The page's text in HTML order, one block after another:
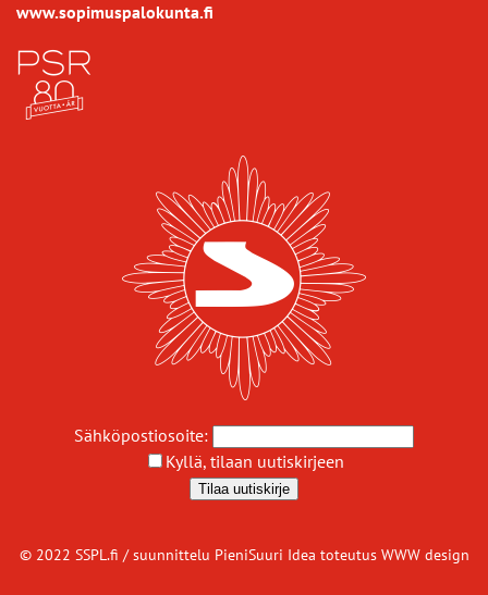
www.sopimuspalokunta.fi
Sähköpostiosoite:
Kyllä, tilaan uutiskirjeen
© 2022 SSPL.fi / suunnittelu PieniSuuri Idea toteutus WWW design